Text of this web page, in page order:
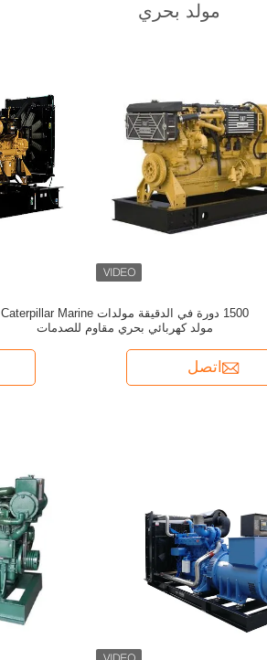
مولد بحري
1500 دورة في الدقيقة مولدات Caterpillar Marine
مولد كهربائي بحري مقاوم للصدمات
اتصل